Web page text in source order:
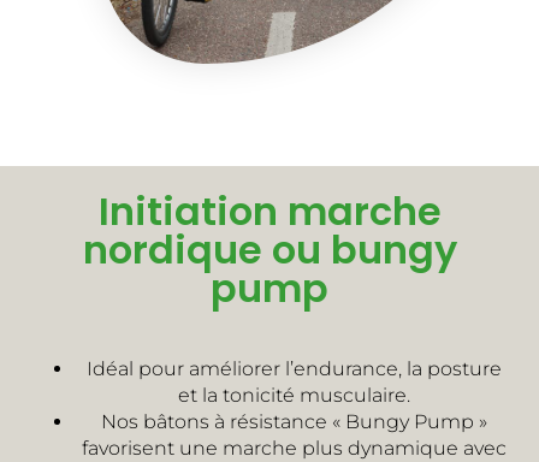
Initiation marche
nordique ou bungy
pump
Idéal pour améliorer l’endurance, la posture
et la tonicité musculaire.
Nos bâtons à résistance « Bungy Pump »
favorisent une marche plus dynamique avec